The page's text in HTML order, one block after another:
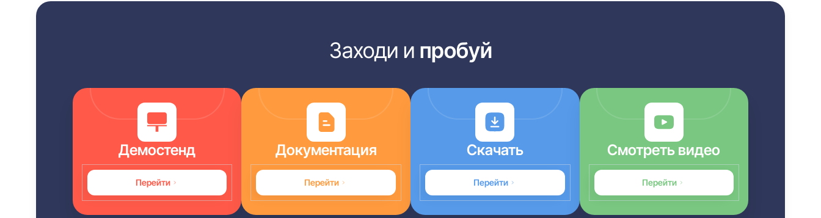
Заходи и пробуй
Демостенд
Перейти
Документация
Перейти
Скачать
Перейти
Смотреть видео
Перейти